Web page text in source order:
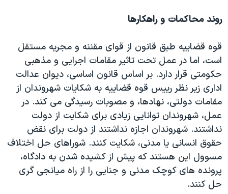
روند محاکمات و راهکارها
قوه قضاییه طبق قانون از قوای مقننه و مجریه مستقل
است، اما در عمل تحت تاثیر مقامات اجرایی و مذهبی
حکومتی قرار دارد. بر اساس قانون اساسی، دیوان عدالت
اداری زیر نظر رییس قوه قضاییه به شکایات شهروندان از
مقامات دولتی، نهادها، و مصوبات رسیدگی می کند. در
عمل، شهروندان توانایی زیادی برای شکایت از دولت
نداشتند. شهروندان اجازه نداشتند از دولت برای نقض
حقوق انسانی یا مدنی، شکایت کنند. شوراهای حل اختلاف
مسوول این هستند که پیش از کشیده شدن به دادگاه،
پرونده های کوچک مدنی و جنایی را از راه میانجی گری
حل کنند.